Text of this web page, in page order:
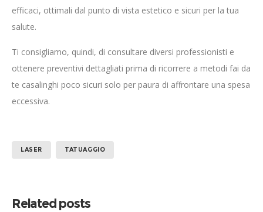
efficaci, ottimali dal punto di vista estetico e sicuri per la tua
salute.
Ti consigliamo, quindi, di consultare diversi professionisti e
ottenere preventivi dettagliati prima di ricorrere a metodi fai da
te casalinghi poco sicuri solo per paura di affrontare una spesa
eccessiva.
LASER TATUAGGIO
Related posts